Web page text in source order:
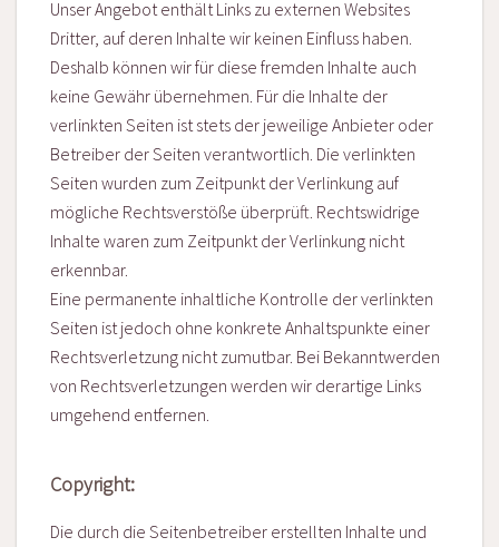
Unser Angebot enthält Links zu externen Websites
Dritter, auf deren Inhalte wir keinen Einfluss haben.
Deshalb können wir für diese fremden Inhalte auch
keine Gewähr übernehmen. Für die Inhalte der
verlinkten Seiten ist stets der jeweilige Anbieter oder
Betreiber der Seiten verantwortlich. Die verlinkten
Seiten wurden zum Zeitpunkt der Verlinkung auf
mögliche Rechtsverstöße überprüft. Rechtswidrige
Inhalte waren zum Zeitpunkt der Verlinkung nicht
erkennbar.
Eine permanente inhaltliche Kontrolle der verlinkten
Seiten ist jedoch ohne konkrete Anhaltspunkte einer
Rechtsverletzung nicht zumutbar. Bei Bekanntwerden
von Rechtsverletzungen werden wir derartige Links
umgehend entfernen.
Copyright:
Die durch die Seitenbetreiber erstellten Inhalte und